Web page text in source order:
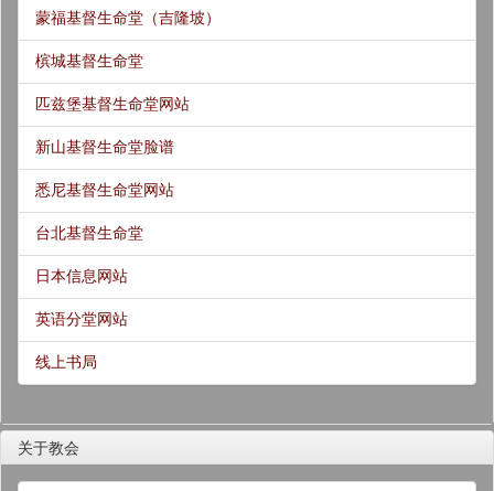
蒙福基督生命堂（吉隆坡）
槟城基督生命堂
匹兹堡基督生命堂网站
新山基督生命堂脸谱
悉尼基督生命堂网站
台北基督生命堂
日本信息网站
英语分堂网站
线上书局
关于教会